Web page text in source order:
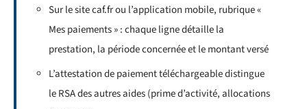
Sur le site caf.fr ou l’application mobile, rubrique «
Mes paiements » : chaque ligne détaille la
prestation, la période concernée et le montant versé
L’attestation de paiement téléchargeable distingue
le RSA des autres aides (prime d’activité, allocations